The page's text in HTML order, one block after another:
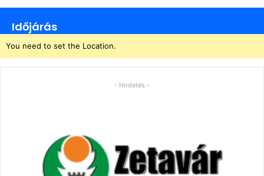
Időjárás
You need to set the Location.
- Hirdetés -